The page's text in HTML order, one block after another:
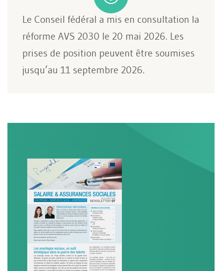
Le Conseil fédéral a mis en consultation la
réforme AVS 2030 le 20 mai 2026. Les
prises de position peuvent être soumises
jusqu’au 11 septembre 2026.